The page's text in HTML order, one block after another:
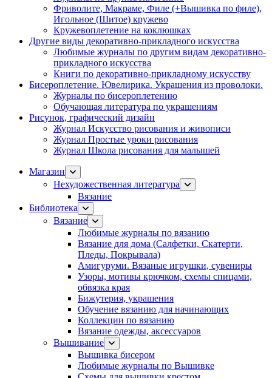
Фриволите, Макраме, Филе (+Вышивка по филе),
Игольное (Шитое) кружево
Кружевоплетение на коклюшках
Другие виды декоративно-прикладного искусства
Любимые журналы по другим видам декоративно-
прикладного искусства
Книги по декоративно-прикладному искусству
Бисероплетение. Ювелирика. Украшения из проволоки.
Журналы по бисероплетению
Обучающая литература по украшениям
Рисунок, графический дизайн
Журнал Искусство рисования и живописи
Журнал Простые уроки рисования
Журнал Школа рисования для малышей
Магазин
Нехудожественная литература
Вязание
Библиотека
Вязание
Любимые журналы по вязанию
Вязание для дома (Салфетки, Скатерти,
Пледы, Покрывала)
Амигуруми. Вязаные игрушки, сувениры
Узоры, мотивы крючком, схемы спицами,
обвязка края
Бижутерия, украшения
Обучение вязанию для начинающих
Коллекции по вязанию
Вязание одежды, аксессуаров
Вышивание
Вышивка бисером
Любимые журналы по Вышивке